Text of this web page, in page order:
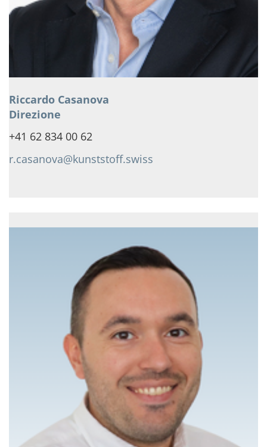
Riccardo Casanova
Direzione
+41 62 834 00 62
r.casanova@kunststoff.swiss